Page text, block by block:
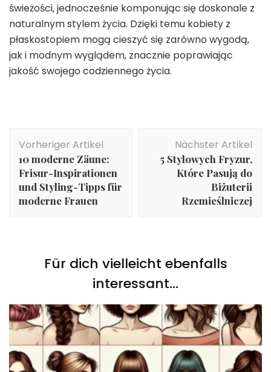
świeżości, jednocześnie komponując się doskonale z
naturalnym stylem życia. Dzięki temu kobiety z
płaskostopiem mogą cieszyć się zarówno wygodą,
jak i modnym wyglądem, znacznie poprawiając
jakość swojego codziennego życia.
Vorheriger Artikel
10 moderne Zäune:
Frisur-Inspirationen
und Styling-Tipps für
moderne Frauen
Nächster Artikel
5 Stylowych Fryzur,
Które Pasują do
Biżuterii
Rzemieślniczej
Für dich vielleicht ebenfalls
interessant...